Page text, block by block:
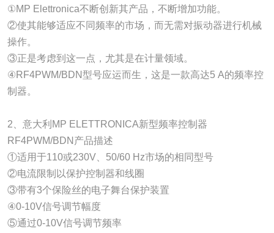
①MP Elettronica不断创新其产品，不断增加功能。
②使其能够适应不同频率的市场，而无需对振动器进行机械
操作。
③正是考虑到这一点，尤其是在计量领域。
④RF4PWM/BDN型号应运而生，这是一款高达5 A的频率控
制器。
2、意大利MP ELETTRONICA新型频率控制器
RF4PWM/BDN产品描述
①适用于110或230V、50/60 Hz市场的相同型号
②电流限制以保护控制器和线圈
③带有3个保险丝的电子舞台保护装置
④0-10V信号调节幅度
⑤通过0-10V信号调节频率